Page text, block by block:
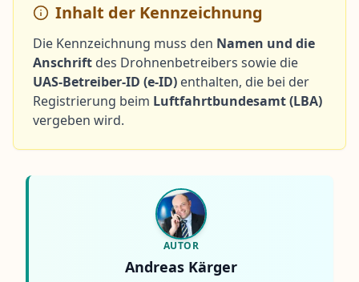
Inhalt der Kennzeichnung
Die Kennzeichnung muss den Namen und die
Anschrift des Drohnenbetreibers sowie die
UAS-Betreiber-ID (e-ID) enthalten, die bei der
Registrierung beim Luftfahrtbundesamt (LBA)
vergeben wird.
AUTOR
Andreas Kärger